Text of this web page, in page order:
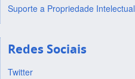
Suporte a Propriedade Intelectual
Redes Sociais
Twitter